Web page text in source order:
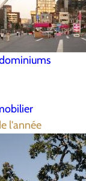
l'année